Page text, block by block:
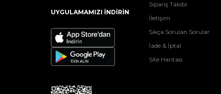
UYGULAMAMIZI İNDİRİN
Sipariş Takibi
İletişim
Sıkça Sorulan Sorular
İade & İptal
Site Haritası